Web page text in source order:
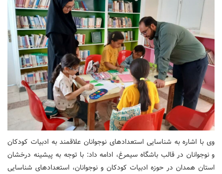
وی با اشاره به شناسایی استعدادهای نوجوانان علاقمند به ادبیات کودکان
و نوجوانان در قالب باشگاه سیمرغ، ادامه داد: با توجه به پیشینه درخشان
استان همدان در حوزه ادبیات کودکان و نوجوانان، استعدادهای شناسایی